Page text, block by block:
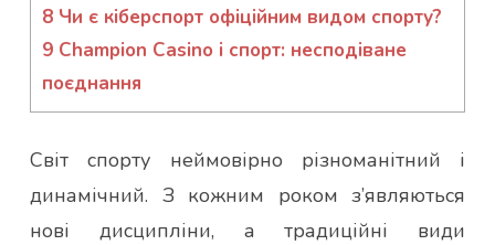
8 Чи є кіберспорт офіційним видом спорту?
9 Champion Casino і спорт: несподіване
поєднання
Світ спорту неймовірно різноманітний і
динамічний. З кожним роком з’являються
нові дисципліни, а традиційні види